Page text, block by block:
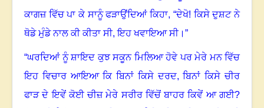
ਕਾਗਜ਼ ਵਿੱਚ ਪਾ ਕੇ ਸਾਨੂੰ ਫੜਾਉਂਦਿਆਂ ਕਿਹਾ, “ਦੇਖੋ! ਕਿਸੇ ਦੁਸ਼ਟ ਨੇ
ਥੋਡੇ ਮੁੰਡੇ ਨਾਲ ਕੀ ਕੀਤਾ ਸੀ, ਇਹ ਖਵਾਇਆ ਸੀ। ”
“ਘਰਦਿਆਂ ਨੂੰ ਸ਼ਾਇਦ ਕੁਝ ਸਕੂਨ ਮਿਲਿਆ ਹੋਵੇ ਪਰ ਮੇਰੇ ਮਨ ਵਿੱਚ
ਇਹ ਵਿਚਾਰ ਆਇਆ ਕਿ ਬਿਨਾਂ ਕਿਸੇ ਦਰਦ,ਬਿਨਾਂ ਕਿਸੇ ਚੀਰ
ਫਾੜ ਦੇ ਇਵੇਂ ਕੋਈ ਚੀਜ਼ ਮੇਰੇ ਸਰੀਰ ਵਿੱਚੋਂ ਬਾਹਰ ਕਿਵੇਂ ਆ ਗਈ?